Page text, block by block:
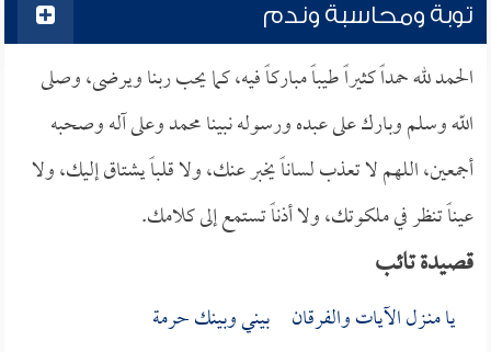
توبة ومحاسبة وندم
الحمد لله حمداً كثيراً طيباً مباركاً فيه، كما يحب ربنا ويرضى، وصلى
اللّه وسلم وبارك على عبده ورسوله نبينا محمد وعلى آله وصحبه
أجمعين، اللهم لا تعذب لساناً يخبر عنك، ولا قلباً يشتاق إليك، ولا
عيناً تنظر في ملكوتك، ولا أذناً تستمع إلى كلامك.
قصيدة تائب
يا منـزل الآيات والفرقان بيني وبينك حرمة